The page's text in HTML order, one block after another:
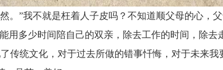
。”我不就是枉着人子皮吗？不知道顺父母的心，
用多少时间陪自己的双亲，除去工作的时间，除
传统文化，对于过去所做的错事忏悔，对于未来我